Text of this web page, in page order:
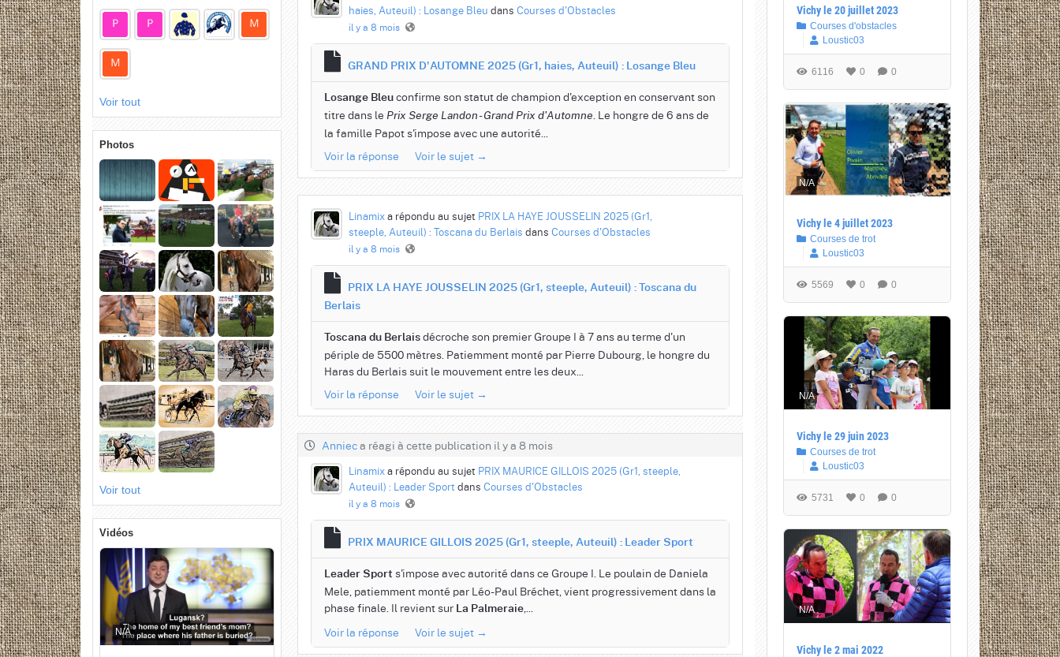
Voir tout
Photos
Voir tout
Vidéos
N/A
haies, Auteuil) : Losange Bleu dans Courses d'Obstacles
il y a 8 mois
GRAND PRIX D'AUTOMNE 2025 (Gr1, haies, Auteuil) : Losange Bleu
Losange Bleu confirme son statut de champion d'exception en conservant son
titre dans le Prix Serge Landon - Grand Prix d'Automne . Le hongre de 6 ans de
la famille Papot s'impose avec une autorité...
Voir la réponse
Voir le sujet →
Linamixa répondu au sujet PRIX LA HAYE JOUSSELIN 2025 (Gr1,
steeple, Auteuil) : Toscana du Berlais dans Courses d'Obstacles
il y a 8 mois
PRIX LA HAYE JOUSSELIN 2025 (Gr1, steeple, Auteuil) : Toscana du
Berlais
Toscana du Berlais décroche son premier Groupe I à 7 ans au terme d'un
périple de 5500 mètres. Patiemment monté par Pierre Dubourg, le hongre du
Haras du Berlais suit le mouvement entre les deux...
Voir la réponse
Voir le sujet →
Annieca réagi à cette publication il y a 8 mois
Linamixa répondu au sujet PRIX MAURICE GILLOIS 2025 (Gr1, steeple,
Auteuil) : Leader Sport dans Courses d'Obstacles
il y a 8 mois
PRIX MAURICE GILLOIS 2025 (Gr1, steeple, Auteuil) : Leader Sport
Leader Sport s'impose avec autorité dans ce Groupe I. Le poulain de Daniela
Mele, patiemment monté par Léo-Paul Bréchet, vient progressivement dans la
phase finale. Il revient sur
La Palmeraie
Voir la réponse
Voir le sujet →
Vichy le 20 juillet 2023
Courses d'obstacles
Loustic03
6116 0 0
N/A
Vichy le 4 juillet 2023
Courses de trot
Loustic03
5569 0 0
N/A
Vichy le 29 juin 2023
Courses de trot
Loustic03
5731 0 0
N/A
Vichy le 2 mai 2022